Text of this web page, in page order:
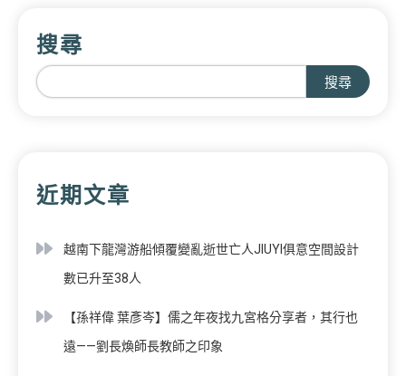
搜尋
搜尋
近期文章
越南下龍灣游船傾覆變亂逝世亡人JIUYI俱意空間設計
數已升至38人
【孫祥偉 葉彥岑】儒之年夜找九宮格分享者，其行也
遠——劉長煥師長教師之印象